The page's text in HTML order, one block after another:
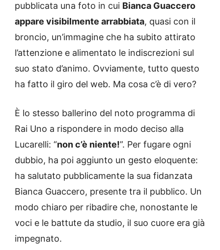
pubblicata una foto in cui Bianca Guaccero
appare visibilmente arrabbiata, quasi con il
broncio, un’immagine che ha subito attirato
l’attenzione e alimentato le indiscrezioni sul
suo stato d’animo. Ovviamente, tutto questo
ha fatto il giro del web. Ma cosa c’è di vero?
È lo stesso ballerino del noto programma di
Rai Uno a rispondere in modo deciso alla
Lucarelli: “non c’è niente!”. Per fugare ogni
dubbio, ha poi aggiunto un gesto eloquente:
ha salutato pubblicamente la sua fidanzata
Bianca Guaccero, presente tra il pubblico. Un
modo chiaro per ribadire che, nonostante le
voci e le battute da studio, il suo cuore era già
impegnato.